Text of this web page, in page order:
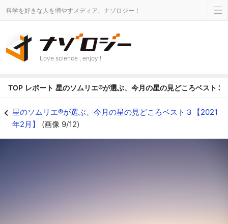
科学を好きな人を増やすメディア、ナゾロジー！
Love science , enjoy !
TOP レポート 星のソムリエ®が選ぶ、今月の星の見どころベスト３
星のソムリエ®が選ぶ、今月の星の見どころベスト３【2021
年2月】 (画像 9/12)